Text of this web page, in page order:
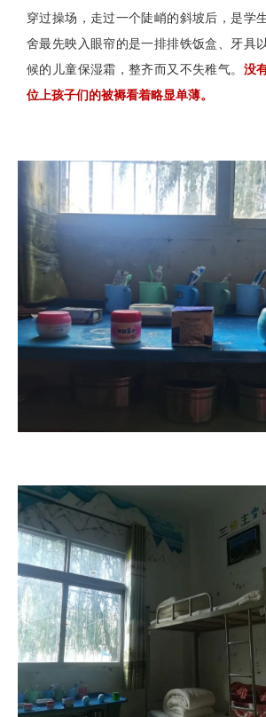
穿过操场，走过一个陡峭的斜坡后，是学
舍最先映入眼帘的是一排排铁饭盒、牙具
候的儿童保湿霜，整齐而又不失稚气。 没
位上孩子们的被褥看着略显单薄。